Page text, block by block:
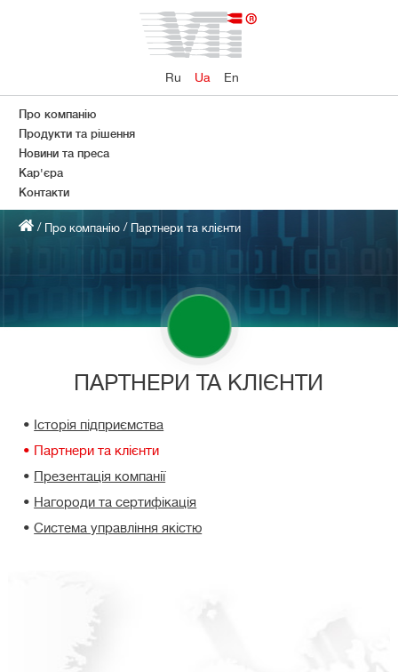
Ru Ua En
Про компанію
Продукти та рішення
Новини та преса
Кар'єра
Контакти
/ Про компанію / Партнери та клієнти
ПАРТНЕРИ ТА КЛІЄНТИ
Історія підприємства
Партнери та клієнти
Презентація компанії
Нагороди та сертифікація
Система управління якістю